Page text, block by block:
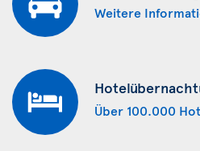
Weitere
Über 100.000